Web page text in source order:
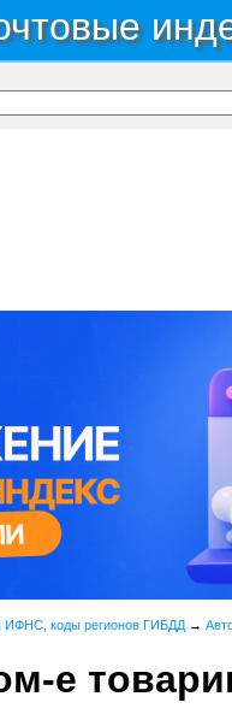
ИФНС, коды регионов ГИБДД →
е